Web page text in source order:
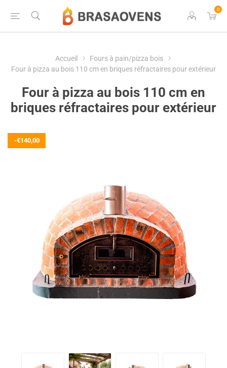
0
Accueil
Fours à pain/pizza bois
Four à pizza au bois 110 cm en briques réfractaires pour extérieur
Four à pizza au bois 110 cm en
briques réfractaires pour extérieur
-€140,00